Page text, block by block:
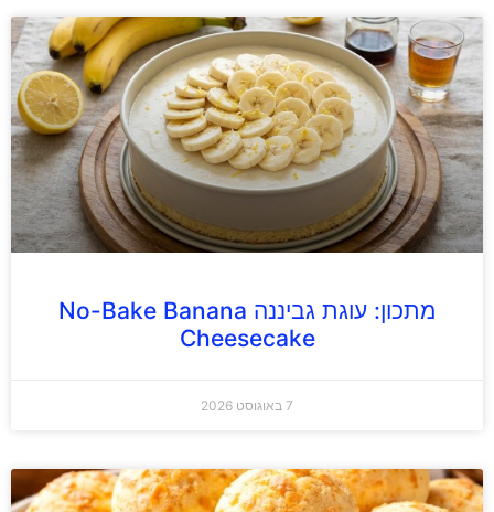
מתכון: עוגת גביננה No-Bake Banana
Cheesecake
7 באוגוסט 2026